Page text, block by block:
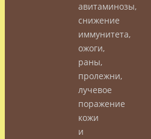
авитаминозы,
снижение
иммунитета,
ожоги,
раны,
пролежни,
лучевое
поражение
кожи
и